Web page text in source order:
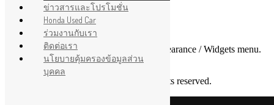
phaadminaviator ke 0 Comments
Read more
Please add widgets to your sidebar in Appearance / Widgets menu.
Copyright 2026 PhaHonda.co.th - All rights reserved.
ข่าวสารและโปรโมชั่น
Honda Used Car
ร่วมงานกับเรา
ติดต่อเรา
นโยบายคุ้มครองข้อมูลส่วน
บุคคล